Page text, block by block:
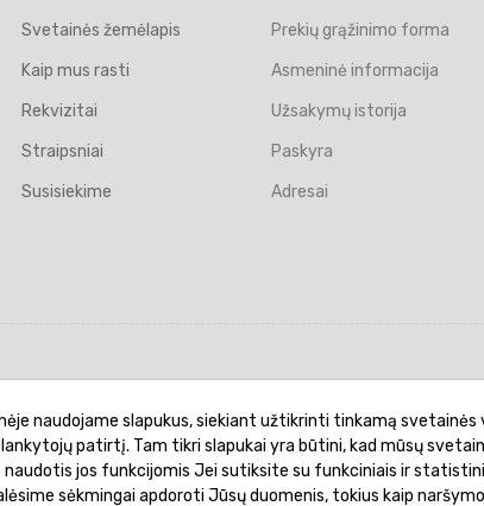
Svetainės žemėlapis
Kaip mus rasti
Rekvizitai
Straipsniai
Susisiekime
Prekių grąžinimo forma
Asmeninė informacija
Užsakymų istorija
Paskyra
Adresai
naudojame slapukus, siekiant užtikrinti tinkamą
patirtį. Tam tikri slapukai yra būtini, kad mūsų
jos funkcijomis Jei sutiksite su funkciniais ir
sėkmingai apdoroti Jūsų duomenis, tokius kaip